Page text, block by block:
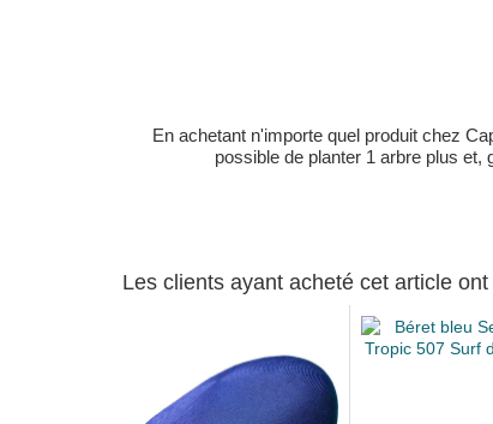
En achetant n'importe quel produit chez
possible de planter 1 arbre plus et,
Les clients ayant acheté cet article